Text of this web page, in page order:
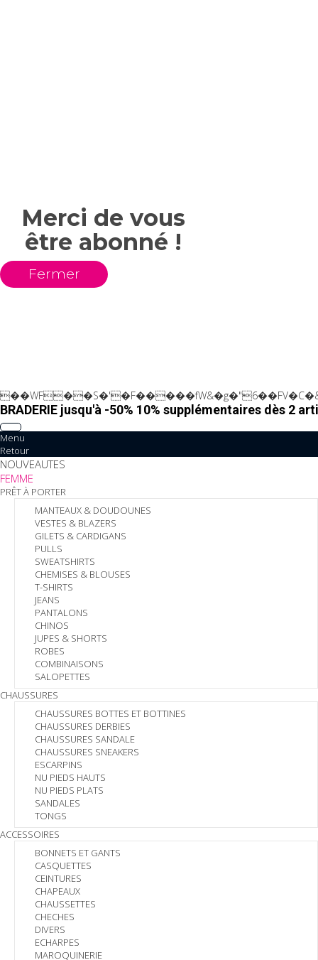
Merci de vous
être abonné !
Fermer
BRADERIE jusqu'à -50% 10% supplémentaires dès 2
Menu
Retour
NOUVEAUTES
FEMME
PRÊT À PORTER
MANTEAUX & DOUDOUNES
VESTES & BLAZERS
GILETS & CARDIGANS
PULLS
SWEATSHIRTS
CHEMISES & BLOUSES
T-SHIRTS
JEANS
PANTALONS
CHINOS
JUPES & SHORTS
ROBES
COMBINAISONS
SALOPETTES
CHAUSSURES
CHAUSSURES BOTTES ET BOTTINES
CHAUSSURES DERBIES
CHAUSSURES SANDALE
CHAUSSURES SNEAKERS
ESCARPINS
NU PIEDS HAUTS
NU PIEDS PLATS
SANDALES
TONGS
ACCESSOIRES
BONNETS ET GANTS
CASQUETTES
CEINTURES
CHAPEAUX
CHAUSSETTES
CHECHES
DIVERS
ECHARPES
MAROQUINERIE